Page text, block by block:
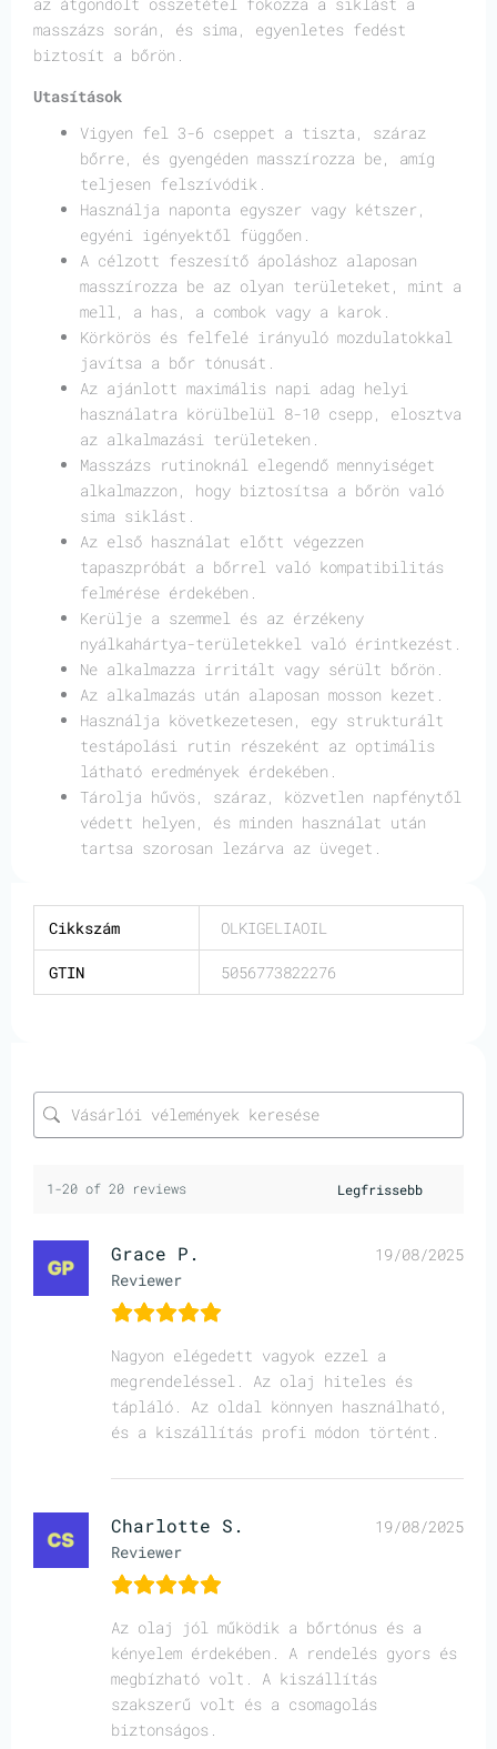
az átgondolt összetétel fokozza a siklást a
masszázs során, és sima, egyenletes fedést
biztosít a bőrön.
Utasítások
Vigyen fel 3-6 cseppet a tiszta, száraz
bőrre, és gyengéden masszírozza be, amíg
teljesen felszívódik.
Használja naponta egyszer vagy kétszer,
egyéni igényektől függően.
A célzott feszesítő ápoláshoz alaposan
masszírozza be az olyan területeket, mint a
mell, a has, a combok vagy a karok.
Körkörös és felfelé irányuló mozdulatokkal
javítsa a bőr tónusát.
Az ajánlott maximális napi adag helyi
használatra körülbelül 8-10 csepp, elosztva
az alkalmazási területeken.
Masszázs rutinoknál elegendő mennyiséget
alkalmazzon, hogy biztosítsa a bőrön való
sima siklást.
Az első használat előtt végezzen
tapaszpróbát a bőrrel való kompatibilitás
felmérése érdekében.
Kerülje a szemmel és az érzékeny
nyálkahártya-területekkel való érintkezést.
Ne alkalmazza irritált vagy sérült bőrön.
Az alkalmazás után alaposan mosson kezet.
Használja következetesen, egy strukturált
testápolási rutin részeként az optimális
látható eredmények érdekében.
Tárolja hűvös, száraz, közvetlen napfénytől
védett helyen, és minden használat után
tartsa szorosan lezárva az üveget.
Cikkszám OLKIGELIAOIL
GTIN 5056773822276
1-20 of 20 reviews
Grace P.
Reviewer
19/08/2025
Nagyon elégedett vagyok ezzel a
megrendeléssel. Az olaj hiteles és
tápláló. Az oldal könnyen használható,
és a kiszállítás profi módon történt.
Charlotte S.
Reviewer
19/08/2025
Az olaj jól működik a bőrtónus és a
kényelem érdekében. A rendelés gyors és
megbízható volt. A kiszállítás
szakszerű volt és a csomagolás
biztonságos.